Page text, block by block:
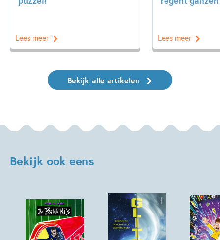
Lees meer Lees meer
Bekijk alle artikelen
Bekijk ook eens